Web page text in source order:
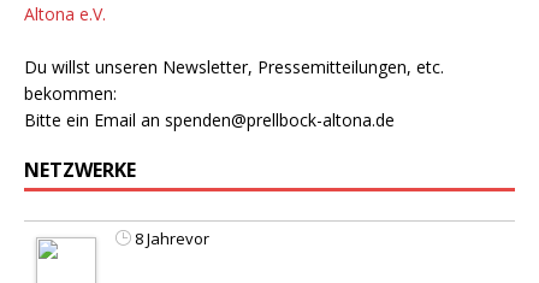
Altona e.V.
Du willst unseren Newsletter, Pressemitteilungen, etc.
bekommen:
Bitte ein Email an spenden@prellbock-altona.de
NETZWERKE
8 Jahrevor